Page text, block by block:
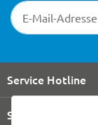
Newsletter-
Service Hotline
Shop Service